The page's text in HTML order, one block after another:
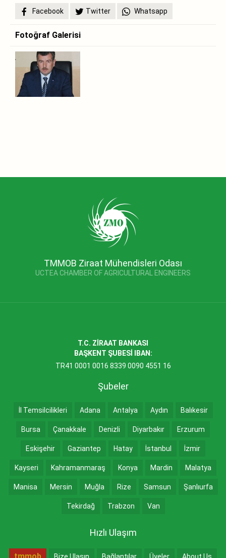
Facebook
Twitter Whatsapp
Fotoğraf Galerisi
TMMOB Ziraat Mühendisleri Odası
UCTEA CHAMBER OF AGRICULTURAL ENGINEERS
T.C. ZİRAAT BANKASI
BAŞKENT ŞUBESİ IBAN:
TR41 0001 0016 8339 0090 4551 16
Şubeler
İl Temsilcilikleri Adana Antalya Aydın Balıkesir
Bursa Çanakkale Denizli Diyarbakır Erzurum
Eskişehir Gaziantep Hatay İstanbul İzmir
Kayseri Kahramanmaraş Konya Mardin Malatya
Manisa Mersin Muğla Rize Samsun Şanlıurfa
Tekirdağ Trabzon Van
Hızlı Ulaşım